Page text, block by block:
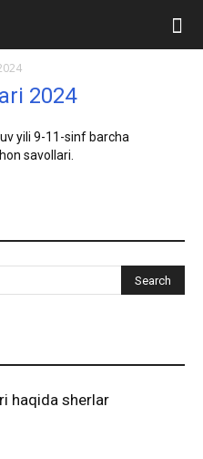
2024
yili 9-11-sinf barcha
savollari.
haqida sherlar